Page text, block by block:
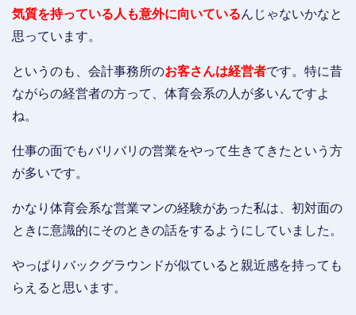
気質を持っている人も意外に向いているんじゃないかなと
思っています。
というのも、会計事務所のお客さんは経営者です。特に昔
ながらの経営者の方って、体育会系の人が多いんですよ
ね。
仕事の面でもバリバリの営業をやって生きてきたという方
が多いです。
かなり体育会系な営業マンの経験があった私は、初対面の
ときに意識的にそのときの話をするようにしていました。
やっぱりバックグラウンドが似ていると親近感を持っても
らえると思います。